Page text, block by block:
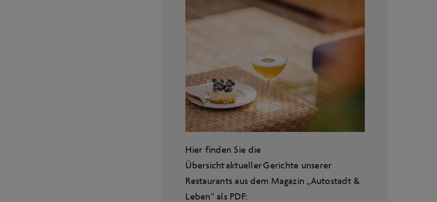
Hier finden Sie die
Übersicht aktueller Gerichte unserer
Restaurants aus dem Magazin „Autostadt &
Leben“ als PDF: